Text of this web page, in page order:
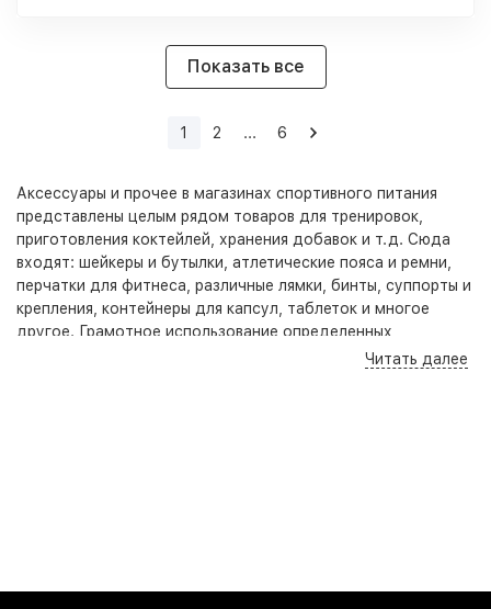
Показать все
1 2 ... 6
Аксессуары и прочее в магазинах спортивного питания
представлены целым рядом товаров для тренировок,
приготовления коктейлей, хранения добавок и т.д. Сюда
входят: шейкеры и бутылки, атлетические пояса и ремни,
перчатки для фитнеса, различные лямки, бинты, суппорты и
крепления, контейнеры для капсул, таблеток и многое
другое. Грамотное использование определенных
аксессуаров облегчит тренировочный процесс, позволит
Читать далее